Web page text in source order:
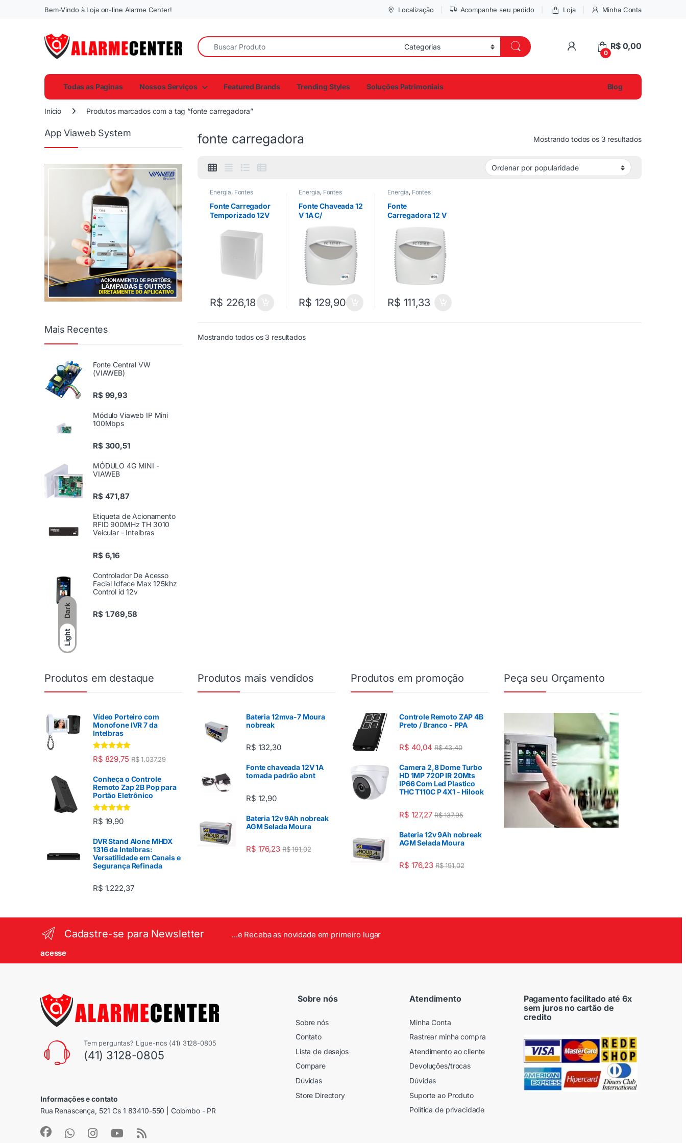
Dark
Light
Bem-Vindo à Loja on-line Alarme Center! Localização Acompanhe seu pedido Loja Minha Conta
0
R$0,00
Todas as Paginas Nossos Serviços Featured Brands Trending Styles Blog
Soluções Patrimoniais
Início Produtos marcados com a tag “fonte carregadora”
fonte carregadora Mostrando todos os 3 resultados
Energia, Fontes
Fonte Carregador
Temporizado 12V
R$ 226,18
Energia, Fontes
Fonte Chaveada 12
V 1A C/
1210 T – CS
R$ 129,90
Energia, Fontes
Fonte
Carregadora 12 V
R$ 111,33
Mostrando todos os 3 resultados
App Viaweb System
Mais Recentes
Fonte Central VW
(VIAWEB)
R$ 99,93
Módulo Viaweb IP Mini
100Mbps
R$ 300,51
MÓDULO 4G MINI -
VIAWEB
R$ 471,87
Etiqueta de Acionamento
RFID 900MHz TH 3010
Veicular - Intelbras
R$ 6,16
Controlador De Acesso
Facial Idface Max 125khz
Control id 12v
R$ 1.769,58
Produtos em destaque
Vídeo Porteiro com
Monofone IVR 7 da
Intelbras
Avaliação
5.00 de 5
R$ 829,75 R$1.037,29
Conheça o Controle
Remoto Zap 2B Pop para
Portão Eletrônico
Avaliação
5.00 de 5
R$ 19,90
DVR Stand Alone MHDX
1316 da Intelbras:
Versatilidade em Canais e
Segurança Refinada
R$ 1.222,37
Produtos mais vendidos
Bateria 12mva-7 Moura
nobreak
R$ 132,30
Fonte chaveada 12V 1A
tomada padrão abnt
R$ 12,90
Bateria 12v 9Ah nobreak
AGM Selada Moura
R$ 176,23 R$191,02
Produtos em promoção
Controle Remoto ZAP 4B
Preto / Branco - PPA
R$ 40,04 R$43,40
Camera 2,8 Dome Turbo
HD 1MP 720P IR 20Mts
IP66 Com Led Plastico
THC T110C P 4X1 - Hilook
R$ 127,27 R$137,95
Bateria 12v 9Ah nobreak
AGM Selada Moura
R$ 176,23 R$191,02
Peça seu Orçamento
Cadastre-se para Newsletter
...e Receba as novidade em primeiro lugar
acesse
Tem perguntas? Ligue-nos (41) 3128-0805
(41) 3128-0805
Informações e contato
Rua Renascença, 521 Cs 1 83410-550 | Colombo - PR
Sobre nós
Sobre nós
Contato
Lista de desejos
Compare
Dúvidas
Store Directory
Atendimento
Minha Conta
Rastrear minha compra
Atendimento ao cliente
Devoluções/trocas
Dúvidas
Suporte ao Produto
Política de privacidade
Pagamento facilitado até 6x
sem juros no cartão de
credito